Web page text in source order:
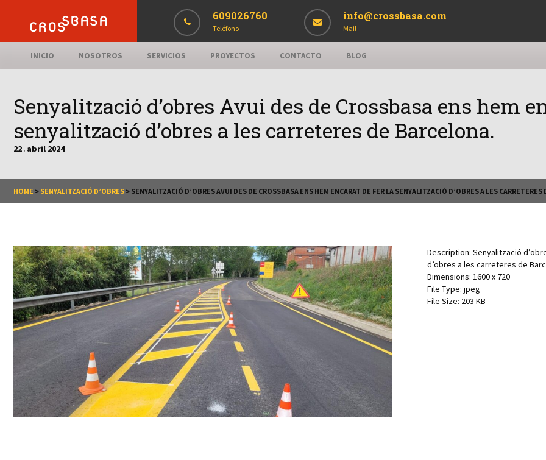
609026760
Teléfono
info@crossbasa.com
Mail
INICIO NOSOTROS SERVICIOS PROYECTOS CONTACTO BLOG
Senyalització d’obres Avui des de Crossbasa ens hem
senyalització d’obres a les carreteres de Barcelona.
22 . abril 2024
HOME > SENYALITZACIÓ D’OBRES > SENYALITZACIÓ D’OBRES AVUI DES DE CROSSBASA ENS HEM ENCARAT DE FER LA SENYALITZACIÓ D’OBRES A LES CARRETERES
Description: Senyalització
d’obres a les carreteres de
Dimensions: 1600 x 720
File Type: jpeg
File Size: 203 KB